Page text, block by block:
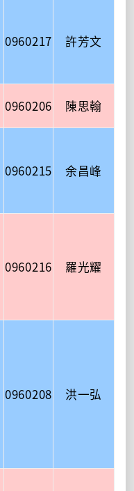
0960217 許芳文
0960206 陳思翰
0960215 余昌峰
0960216 羅光耀
0960208 洪一弘